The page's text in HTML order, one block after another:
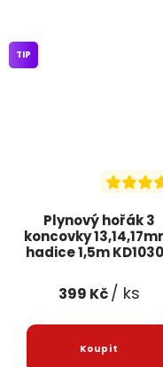
Plynový hořák 3
koncovky
hadice 1,5m
TIP
399 Kč/ ks